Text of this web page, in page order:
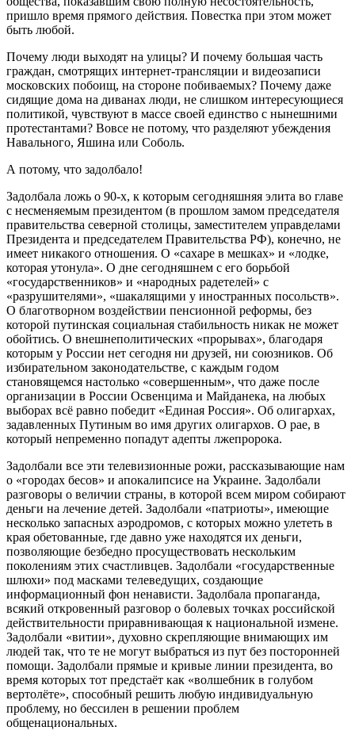
пришло время прямого действия. Повестка при этом может
быть любой.
Почему люди выходят на улицы? И почему большая часть
граждан, смотрящих интернет-трансляции и видеозаписи
московских побоищ, на стороне побиваемых? Почему даже
сидящие дома на диванах люди, не слишком интересующиеся
политикой, чувствуют в массе своей единство с нынешними
протестантами? Вовсе не потому, что разделяют убеждения
Навального, Яшина или Соболь.
А потому, что задолбало!
Задолбала ложь о 90-х, к которым сегодняшняя элита во главе
с несменяемым президентом (в прошлом замом председателя
правительства северной столицы, заместителем управделами
Президента и председателем Правительства РФ), конечно, не
имеет никакого отношения. О «сахаре в мешках» и «лодке,
которая утонула». О дне сегодняшнем с его борьбой
«государственников» и «народных радетелей» с
«разрушителями», «шакалящими у иностранных посольств».
О благотворном воздействии пенсионной реформы, без
которой путинская социальная стабильность никак не может
обойтись. О внешнеполитических «прорывах», благодаря
которым у России нет сегодня ни друзей, ни союзников. Об
избирательном законодательстве, с каждым годом
становящемся настолько «совершенным», что даже после
организации в России Освенцима и Майданека, на любых
выборах всё равно победит «Единая Россия». Об олигархах,
задавленных Путиным во имя других олигархов. О рае, в
который непременно попадут адепты лжепророка.
Задолбали все эти телевизионные рожи, рассказывающие нам
о «городах бесов» и апокалипсисе на Украине. Задолбали
разговоры о величии страны, в которой всем миром собирают
деньги на лечение детей. Задолбали «патриоты», имеющие
несколько запасных аэродромов, с которых можно улететь в
края обетованные, где давно уже находятся их деньги,
позволяющие безбедно просуществовать нескольким
поколениям этих счастливцев. Задолбали «государственные
шлюхи» под масками телеведущих, создающие
информационный фон ненависти. Задолбала пропаганда,
всякий откровенный разговор о болевых точках российской
действительности приравнивающая к национальной измене.
Задолбали «витии», духовно скрепляющие внимающих им
людей так, что те не могут выбраться из пут без посторонней
помощи. Задолбали прямые и кривые линии президента, во
время которых тот предстаёт как «волшебник в голубом
вертолёте», способный решить любую индивидуальную
проблему, но бессилен в решении проблем
общенациональных.